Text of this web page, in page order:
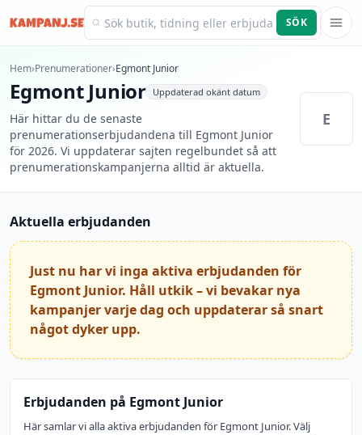
SÖK
Hem›Prenumerationer›Egmont Junior
Egmont Junior Uppdaterad okänt datum
Här hittar du de senaste
prenumerationserbjudandena till Egmont Junior
för 2026. Vi uppdaterar sajten regelbundet så att
prenumerationskampanjerna alltid är aktuella.
E
Aktuella erbjudanden
Just nu har vi inga aktiva erbjudanden för
Egmont Junior. Håll utkik – vi bevakar nya
kampanjer varje dag och uppdaterar så snart
något dyker upp.
Erbjudanden på Egmont Junior
Här samlar vi alla aktiva erbjudanden för Egmont Junior. Välj